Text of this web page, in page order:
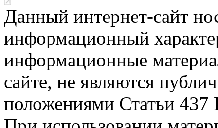
Данный интернет-сайт
информационный
информационные
сайте, не являются
положениями Статьи 437